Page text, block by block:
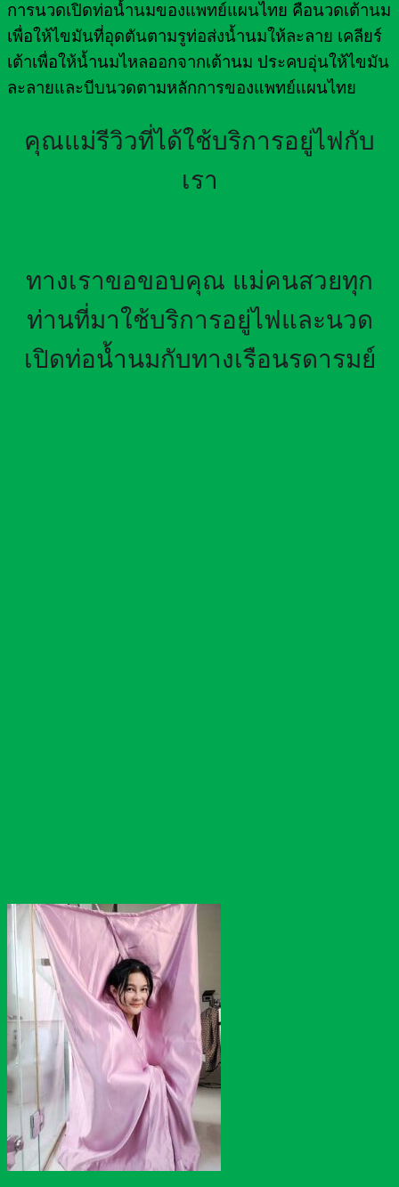
การนวดเปิดท่อน้ำนมของแพทย์แผนไทย คือนวดเต้านม
เพื่อให้ไขมันที่อุดตันตามรูท่อส่งน้ำนมให้ละลาย เคลียร์
เต้าเพื่อให้น้ำนมไหลออกจากเต้านม ประคบอุ่นให้ไขมัน
ละลายและบีบนวดตามหลักการของแพทย์แผนไทย
คุณแม่รีวิวที่ได้ใช้บริการอยู่ไฟกับ
เรา
ทางเราขอขอบคุณ แม่คนสวยทุก
ท่านที่มาใช้บริการอยู่ไฟและนวด
เปิดท่อน้ำนมกับทางเรือนรดารมย์